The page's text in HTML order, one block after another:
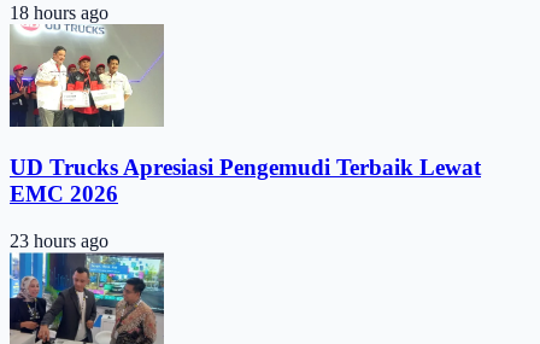
18 hours ago
UD Trucks Apresiasi Pengemudi Terbaik Lewat
EMC 2026
23 hours ago